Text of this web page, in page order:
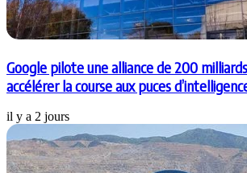
Google pilote une alliance de 200
accélérer la course aux puces
il y a 2 jours